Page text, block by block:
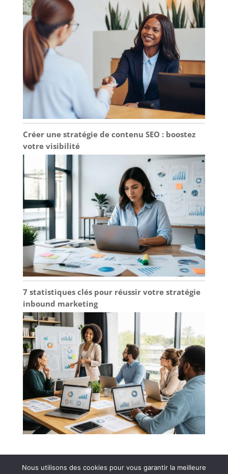
Créer une stratégie de contenu SEO : boostez
votre visibilité
7 statistiques clés pour réussir votre stratégie
inbound marketing
Nous utilisons des cookies pour vous garantir la meilleure